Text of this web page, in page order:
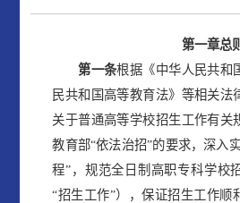
第一章总
第一条根据《中华人民共和
民共和国高等教育法》等相关法
关于普通高等学校招生工作有关
教育部“依法治招”的要求，深入
程”，规范全日制高职专科学校
“招生工作”），保证招生工作顺